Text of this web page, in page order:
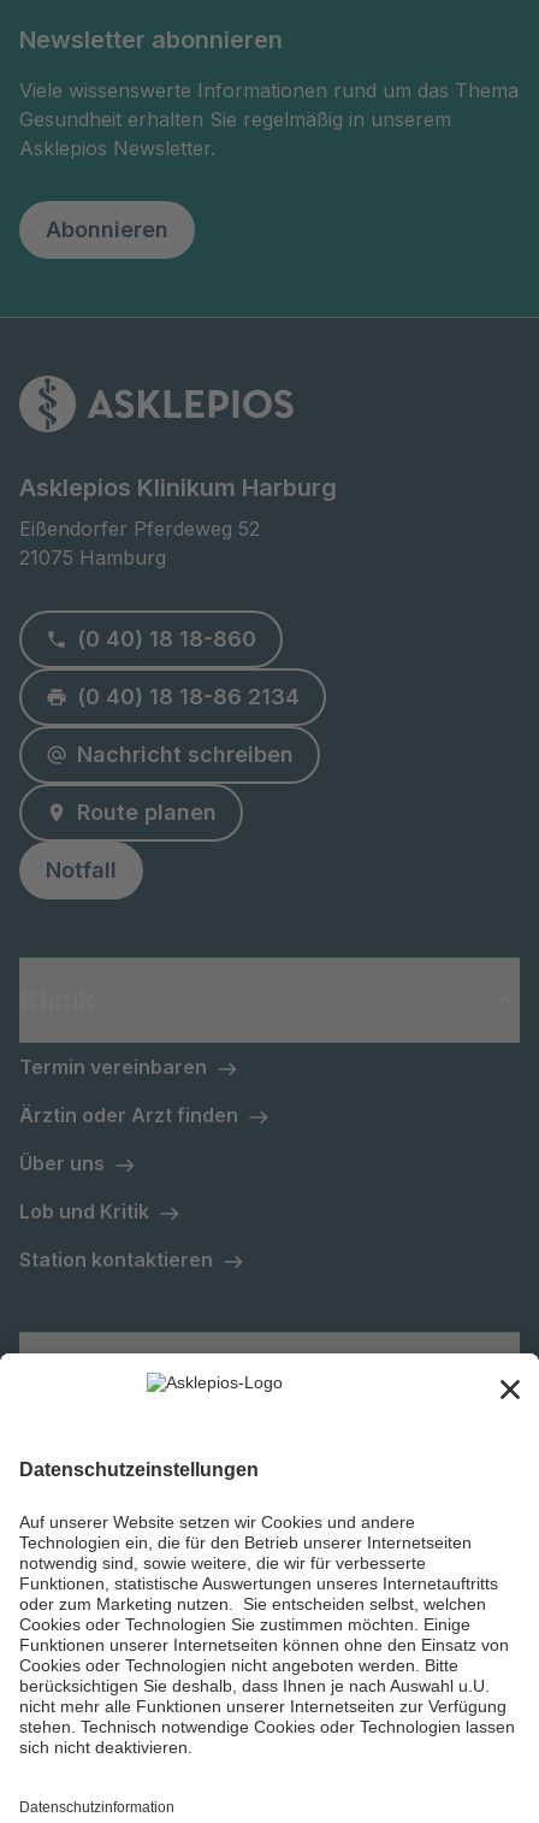
Newsletter abonnieren
Viele wissenswerte Informationen rund um das Thema
Gesundheit erhalten Sie regelmäßig in unserem
Asklepios Newsletter.
Abonnieren
Asklepios Klinikum Harburg
Eißendorfer Pferdeweg 52
21075 Hamburg
(0 40) 18 18-860
(0 40) 18 18-86 2134
Nachricht schreiben
Route planen
Notfall
Termin vereinbaren
Ärztin oder Arzt finden
Über uns
Lob und Kritik
Station kontaktieren
Asklepios Gruppe
Impressum